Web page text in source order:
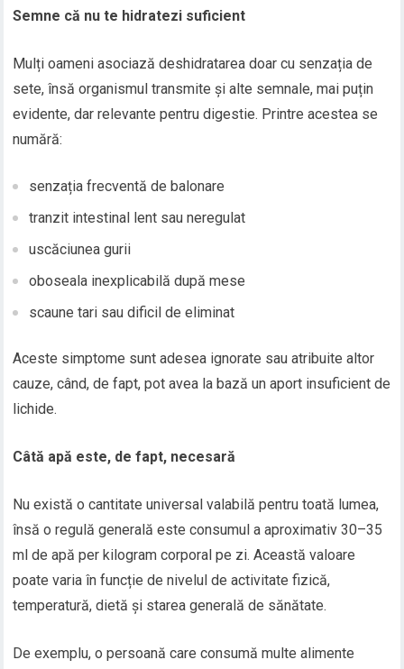
Semne că nu te hidratezi suficient
Mulți oameni asociază deshidratarea doar cu senzația de
sete, însă organismul transmite și alte semnale, mai puțin
evidente, dar relevante pentru digestie. Printre acestea se
numără:
senzația frecventă de balonare
tranzit intestinal lent sau neregulat
uscăciunea gurii
oboseala inexplicabilă după mese
scaune tari sau dificil de eliminat
Aceste simptome sunt adesea ignorate sau atribuite altor
cauze, când, de fapt, pot avea la bază un aport insuficient de
lichide.
Câtă apă este, de fapt, necesară
Nu există o cantitate universal valabilă pentru toată lumea,
însă o regulă generală este consumul a aproximativ 30–35
ml de apă per kilogram corporal pe zi. Această valoare
poate varia în funcție de nivelul de activitate fizică,
temperatură, dietă și starea generală de sănătate.
De exemplu, o persoană care consumă multe alimente